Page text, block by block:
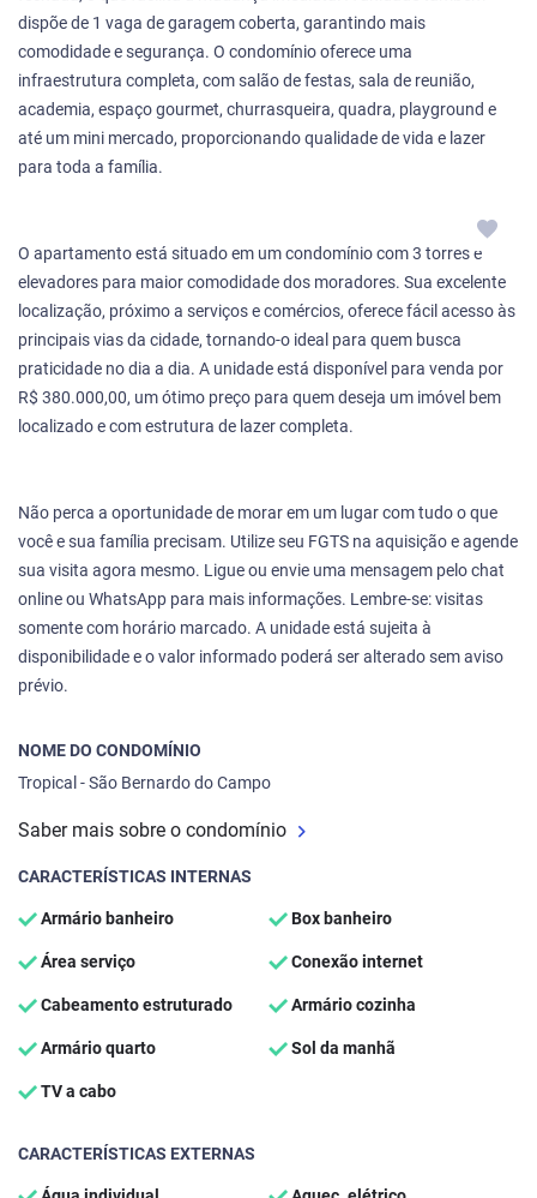
dispõe de 1 vaga de garagem coberta, garantindo mais
comodidade e segurança. O condomínio oferece uma
infraestrutura completa, com salão de festas, sala de reunião,
academia, espaço gourmet, churrasqueira, quadra, playground e
até um mini mercado, proporcionando qualidade de vida e lazer
para toda a família.
O apartamento está situado em um condomínio com 3 torres e
elevadores para maior comodidade dos moradores. Sua excelente
localização, próximo a serviços e comércios, oferece fácil acesso às
principais vias da cidade, tornando-o ideal para quem busca
praticidade no dia a dia. A unidade está disponível para venda por
R$ 380.000,00, um ótimo preço para quem deseja um imóvel bem
localizado e com estrutura de lazer completa.
Não perca a oportunidade de morar em um lugar com tudo o que
você e sua família precisam. Utilize seu FGTS na aquisição e agende
sua visita agora mesmo. Ligue ou envie uma mensagem pelo chat
online ou WhatsApp para mais informações. Lembre-se: visitas
somente com horário marcado. A unidade está sujeita à
disponibilidade e o valor informado poderá ser alterado sem aviso
prévio.
NOME DO CONDOMÍNIO
Tropical - São Bernardo do Campo
Saber mais sobre o condomínio
CARACTERÍSTICAS INTERNAS
Armário banheiro Box banheiro
Área serviço Conexão internet
Cabeamento estruturado Armário cozinha
Armário quarto Sol da manhã
TV a cabo
CARACTERÍSTICAS EXTERNAS